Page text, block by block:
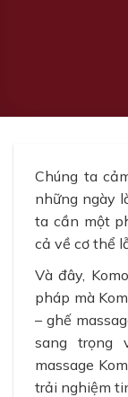
Chúng ta
những ngày
ta cần một
cả về cơ thể
Và đây,
pháp mà
– ghế
sang trọng
massage
trải nghiệm